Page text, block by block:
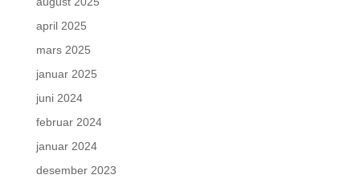
april 2025
mars 2025
januar 2025
juni 2024
februar 2024
januar 2024
desember 2023